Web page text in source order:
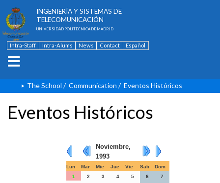
INGENIERÍA Y SISTEMAS DE
TELECOMUNICACIÓN
UNIVERSIDAD POLITÉCNICA DE MADRID
Intra-Staff Intra-Alums News Contact Español
The School / Communication / Eventos Históricos
Eventos Históricos
Noviembre,
1993
Lun Mar Mie Jue Vie Sab
Dom
1
2 3 4 5 6
7